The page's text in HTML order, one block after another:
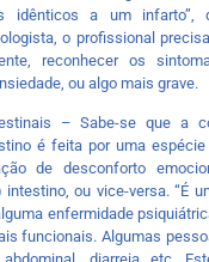
idênticos a um infarto”,
o profissional
reconhecer os
ou algo mais grave.
– Sabe-se que a
é feita por uma espécie
de desconforto
ou vice-versa. “É
enfermidade
funcionais. Algumas